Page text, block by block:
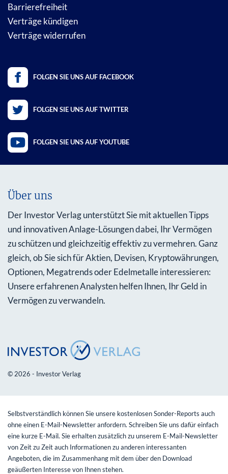
Barrierefreiheit
Verträge kündigen
Verträge widerrufen
FOLGEN SIE UNS AUF FACEBOOK
FOLGEN SIE UNS AUF TWITTER
FOLGEN SIE UNS AUF YOUTUBE
Über uns
Der Investor Verlag unterstützt Sie mit aktuellen Tipps
und innovativen Anlage-Lösungen dabei, Ihr Vermögen
zu schützen und gleichzeitig effektiv zu vermehren. Ganz
gleich, ob Sie sich für Aktien, Devisen, Kryptowährungen,
Optionen, Megatrends oder Edelmetalle interessieren:
Unsere erfahrenen Analysten helfen Ihnen, Ihr Geld in
Vermögen zu verwandeln.
© 2026 - Investor Verlag
Selbstverständlich können Sie unsere kostenlosen Sonder-Reports auch
ohne einen E-Mail-Newsletter anfordern. Schreiben Sie uns dafür einfach
eine kurze E-Mail. Sie erhalten zusätzlich zu unserem E-Mail-Newsletter
von Zeit zu Zeit auch Informationen zu anderen interessanten
Angeboten, die im Zusammenhang mit dem über den Download
geäußerten Interesse von Ihnen stehen.